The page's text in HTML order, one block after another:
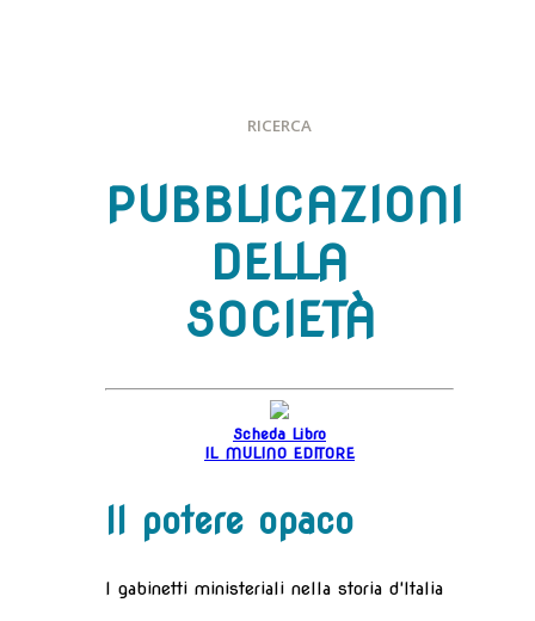
RICERCA
PUBBLICAZIONI
DELLA
SOCIETÀ
Scheda Libro
IL MULINO EDITORE
Il potere opaco
I gabinetti ministeriali nella storia d'Italia